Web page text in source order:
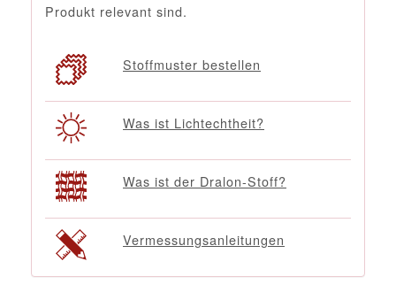
Produkt relevant sind.
Stoffmuster bestellen
Was ist Lichtechtheit?
Was ist der Dralon-Stoff?
Vermessungsanleitungen